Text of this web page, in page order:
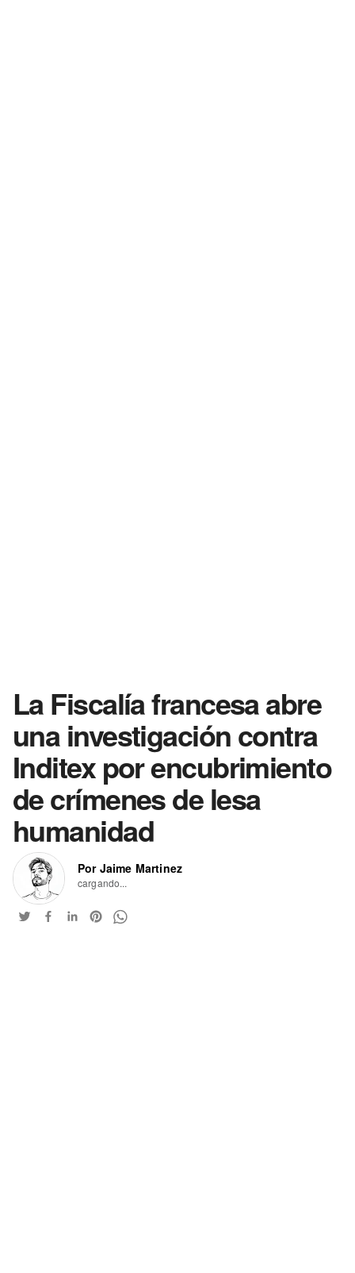
La Fiscalía francesa abre
una investigación contra
Inditex por encubrimiento
de crímenes de lesa
humanidad
Por Jaime Martinez
cargando...